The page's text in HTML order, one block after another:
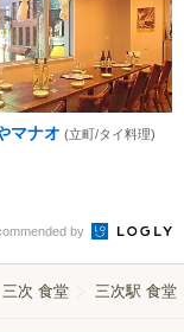
マナオ (立町/タイ料理)
by
三次 食堂 三次駅 食堂